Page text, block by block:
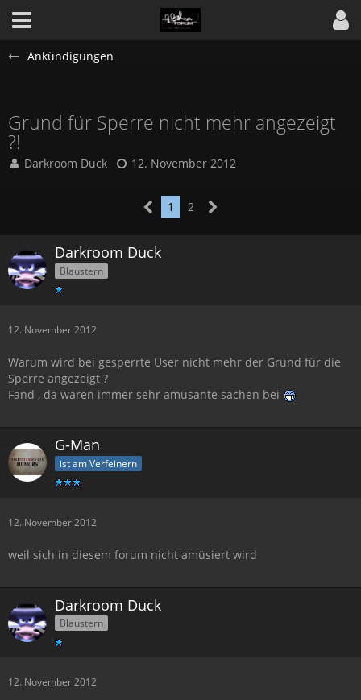
Ankündigungen
Grund für Sperre nicht mehr angezeigt
?!
Darkroom Duck 12. November 2012
1 2
Darkroom Duck
Blaustern
12. November 2012
Warum wird bei gesperrte User nicht mehr der Grund für die
Sperre angezeigt ?
Fand , da waren immer sehr amüsante sachen bei
G-Man
ist am Verfeinern
12. November 2012
weil sich in diesem forum nicht amüsiert wird
Darkroom Duck
Blaustern
12. November 2012